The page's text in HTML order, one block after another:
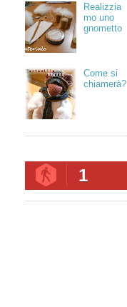
Realizzia
mo uno
gnometto
Come si
chiamerà?
1